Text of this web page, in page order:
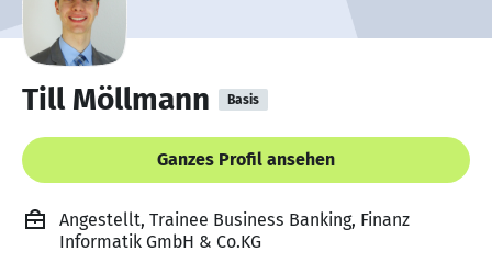
Till Möllmann Basis
Ganzes Profil ansehen
Angestellt, Trainee Business Banking, Finanz
Informatik GmbH & Co.KG